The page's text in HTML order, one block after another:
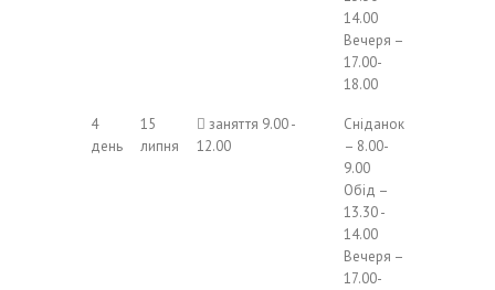
14.00
Вечеря –
17.00-
18.00
4
день
15
липня
 заняття 9.00 -
12.00
Сніданок
– 8.00-
9.00
Обід –
13.30 -
14.00
Вечеря –
17.00-